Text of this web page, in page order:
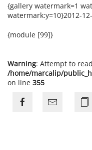
{gallery watermark=1
watermark:y=10}2012-
{module [99]}
Warning: Attempt to
/home/marcalip/
on line 355